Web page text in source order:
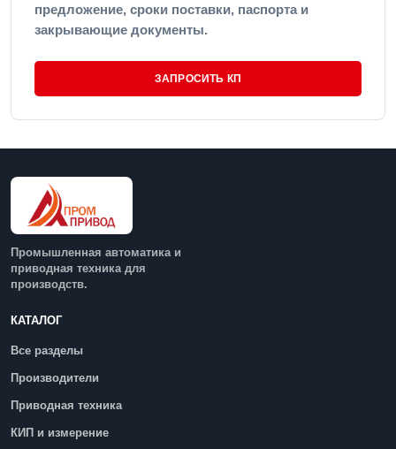
предложение, сроки поставки, паспорта и
закрывающие документы.
ЗАПРОСИТЬ КП
Промышленная автоматика и
приводная техника для
производств.
КАТАЛОГ
Все разделы
Производители
Приводная техника
КИП и измерение